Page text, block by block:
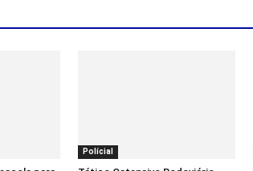
Polícial